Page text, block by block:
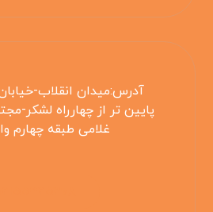
آدرس:میدان انقلاب-
پایین تر از چهارراه لشکر-
غلامی طبقه چهارم واحد